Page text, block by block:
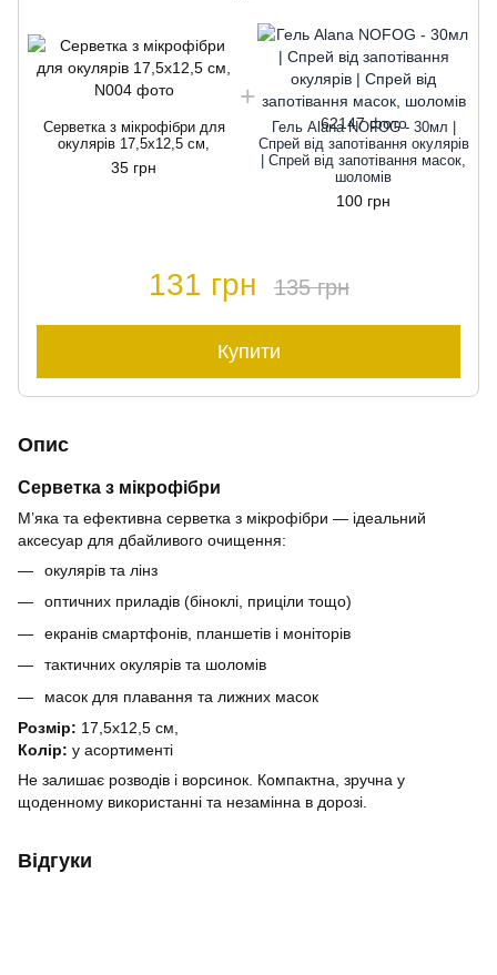
Серветка з мікрофібри для
окулярів 17,5х12,5 см,
35 грн
Гель Alana NOFOG - 30мл |
Спрей від запотівання окулярів
| Спрей від запотівання масок,
шоломів
100 грн
131 грн 135 грн
Купити
Опис
Серветка з мікрофібри
М’яка та ефективна серветка з мікрофібри — ідеальний
аксесуар для дбайливого очищення:
окулярів та лінз
оптичних приладів (біноклі, приціли тощо)
екранів смартфонів, планшетів і моніторів
тактичних окулярів та шоломів
масок для плавання та лижних масок
Розмір: 17,5х12,5 см,
Колір: у асортименті
Не залишає розводів і ворсинок. Компактна, зручна у
щоденному використанні та незамінна в дорозі.
Відгуки